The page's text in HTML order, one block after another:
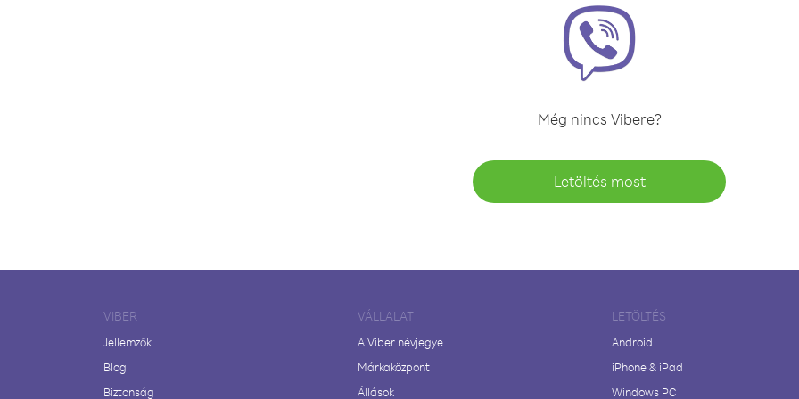
Még nincs Vibere?
Letöltés most
VIBER
Jellemzők
Blog
Biztonság
VÁLLALAT
A Viber névjegye
Márkaközpont
Állások
LETÖLTÉS
Android
iPhone & iPad
Windows PC